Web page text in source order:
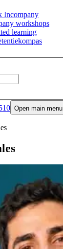
Incompany
workshops
learning
Open main menu